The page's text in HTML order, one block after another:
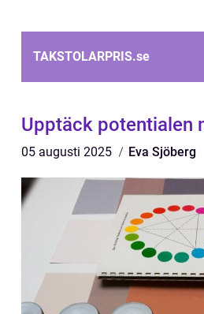
TAKSTOLARPRIS.se
Upptäck potentialen
05 augusti 2025 Eva Sjöberg